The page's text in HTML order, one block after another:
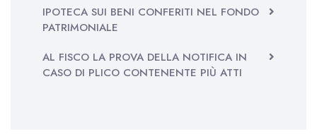
IPOTECA SUI BENI CONFERITI NEL FONDO
PATRIMONIALE
AL FISCO LA PROVA DELLA NOTIFICA IN
CASO DI PLICO CONTENENTE PIÙ ATTI